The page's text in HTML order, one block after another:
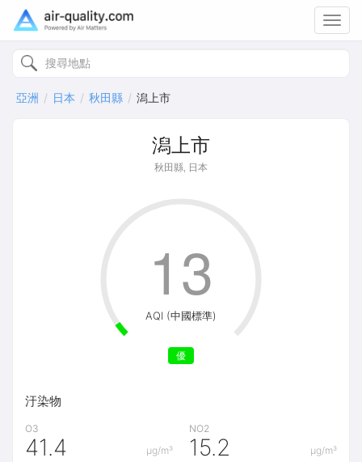
亞洲 日本 秋田縣 潟上市
潟上市
秋田縣, 日本
AQI (中國標準)
優
13
汙染物
O3
μg/m³
41.4
NO2
μg/m³
15.2